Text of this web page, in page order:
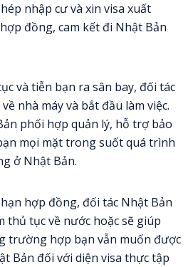
nhập cư và xin visa xuất
đồng, cam kết đi Nhật Bản
và tiễn bạn ra sân bay, đối tác
nhà máy và bắt đầu làm việc.
phối hợp quản lý, hỗ trợ bảo
mọi mặt trong suốt quá trình
ở Nhật Bản.
hợp đồng, đối tác Nhật Bản
thủ tục về nước hoặc sẽ giúp
trường hợp bạn vẫn muốn được
Bản đối với diện visa thực tập